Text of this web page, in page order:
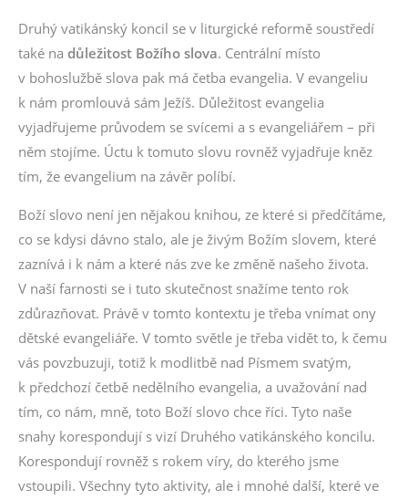
Druhý vatikánský koncil se v liturgické reformě soustředí
také na důležitost Božího slova. Centrální místo
v bohoslužbě slova pak má četba evangelia. V evangeliu
k nám promlouvá sám Ježíš. Důležitost evangelia
vyjadřujeme průvodem se svícemi a s evangeliářem – při
něm stojíme. Úctu k tomuto slovu rovněž vyjadřuje kněz
tím, že evangelium na závěr políbí.
Boží slovo není jen nějakou knihou, ze které si předčítáme,
co se kdysi dávno stalo, ale je živým Božím slovem, které
zaznívá i k nám a které nás zve ke změně našeho života.
V naší farnosti se i tuto skutečnost snažíme tento rok
zdůrazňovat. Právě v tomto kontextu je třeba vnímat ony
dětské evangeliáře. V tomto světle je třeba vidět to, k čemu
vás povzbuzuji, totiž k modlitbě nad Písmem svatým,
k předchozí četbě nedělního evangelia, a uvažování nad
tím, co nám, mně, toto Boží slovo chce říci. Tyto naše
snahy korespondují s vizí Druhého vatikánského koncilu.
Korespondují rovněž s rokem víry, do kterého jsme
vstoupili. Všechny tyto aktivity, ale i mnohé další, které ve